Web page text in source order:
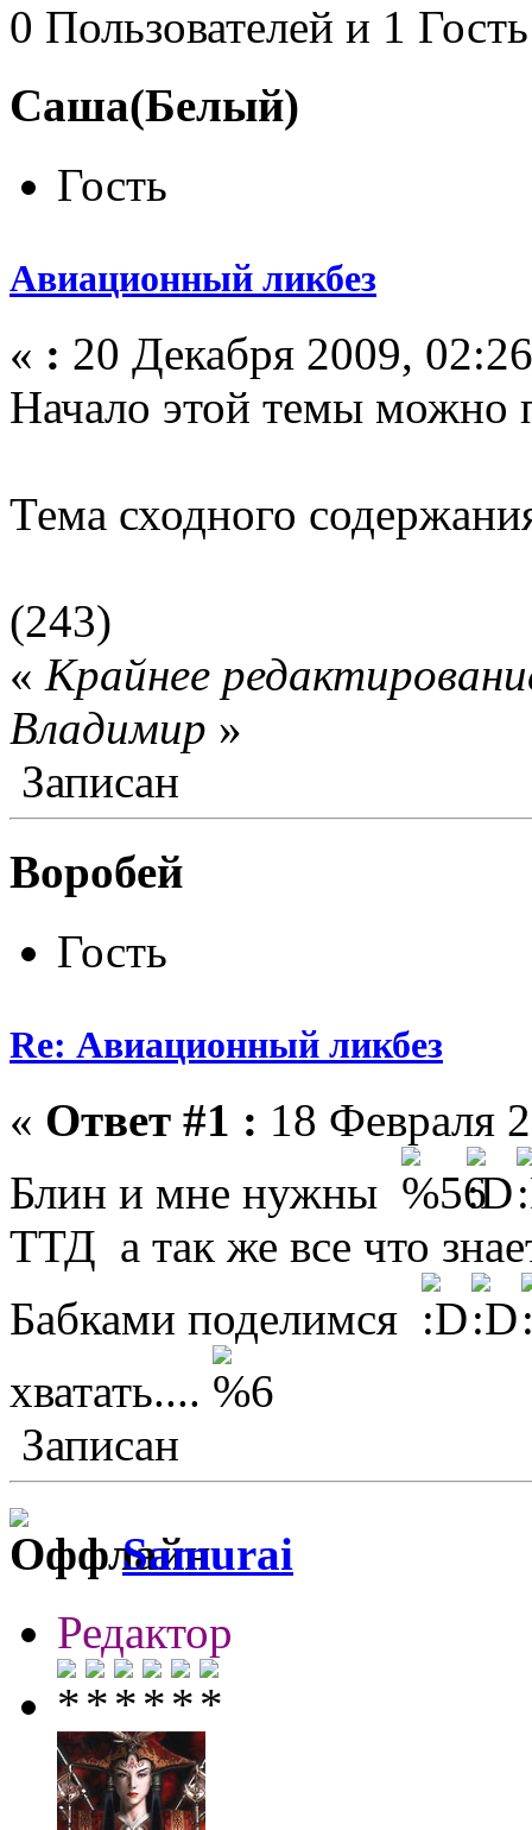
0 Пользователей и 1
Саша(Белый)
Гость
Авиационный ликбез
« : 20 Декабря 2009,
Начало этой темы можно
Тема сходного
(243)
« Крайнее
Влaдимир »
Записан
Воробей
Гость
Re: Авиационный ликбез
« Ответ #1 : 18 Февраля
Блин и мне нужны
ТТД а так же все что
Бабками поделимся
хватать....
Записан
Samurai
Редактор